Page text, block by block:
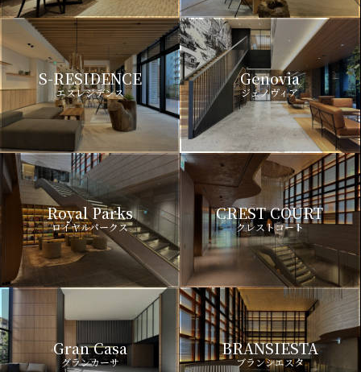
S-RESIDENCE
エスレジデンス
Genovia
ジェノヴィア
Royal Parks
ロイヤルパークス
CREST COURT
クレストコート
Gran Casa
グランカーサ
BRANSIESTA
ブランシエスタ